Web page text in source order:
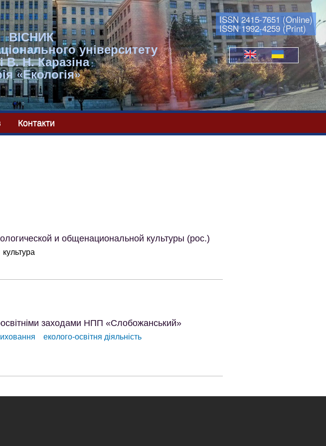
Мови
ВІСНИК
університету
В. Н. Каразіна
«Екологія»
ISSN 2415-7651 (Online)
ISSN 1992-4259 (Print)
Контакти
и общенациональной культуры (рос.)
культура
заходами НПП «Слобожанський»
еколого-освітня діяльність